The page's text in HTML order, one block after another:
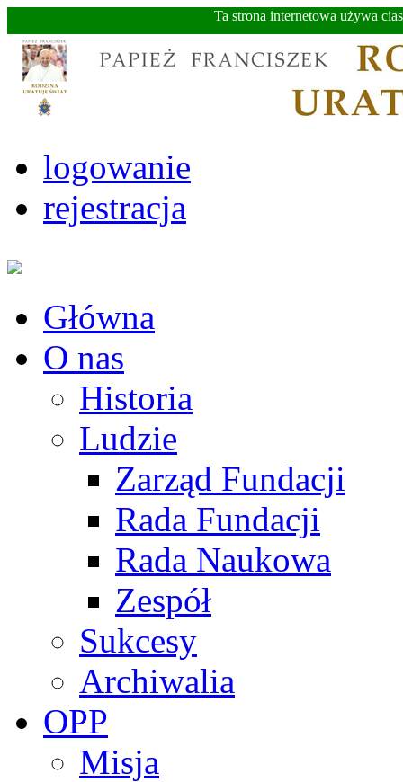
Ta strona internetowa używa
logowanie
rejestracja
Główna
O nas
Historia
Ludzie
Zarząd Fundacji
Rada Fundacji
Rada Naukowa
Zespół
Sukcesy
Archiwalia
OPP
Misja